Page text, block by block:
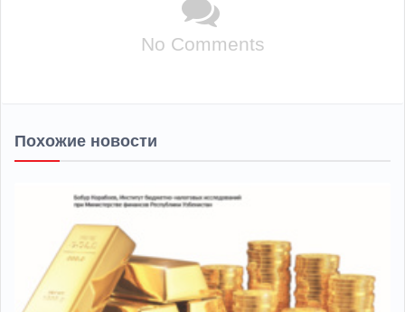
No Comments
Похожие новости